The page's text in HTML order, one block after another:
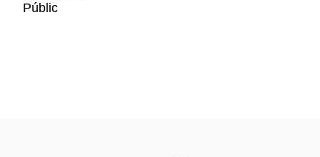
Públic